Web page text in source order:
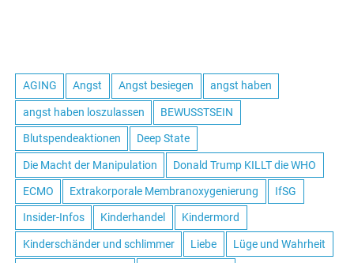
AGING Angst Angst besiegen angst haben
angst haben loszulassen BEWUSSTSEIN
Blutspendeaktionen Deep State
Die Macht der Manipulation Donald Trump KILLT die WHO
ECMO Extrakorporale Membranoxygenierung IfSG
Insider-Infos Kinderhandel Kindermord
Kinderschänder und schlimmer Liebe Lüge und Wahrheit